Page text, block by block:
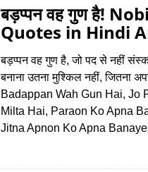
बड़प्‍पन वह गुण है!
Quotes in Hindi
बड़प्‍पन वह गुण है, जो पद से नहीं
बनाना उतना मुश्किल नहीं, जितना
Badappan Wah Gun Hai, Jo
Milta Hai, Paraon Ko Apna
Jitna Apnon Ko Apna